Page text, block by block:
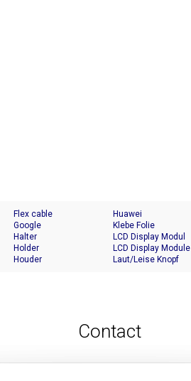
Flex cable
Google
Halter
Holder
Houder
Huawei
Klebe Folie
LCD Display Modul
LCD Display Module
Laut/Leise Knopf
Contact